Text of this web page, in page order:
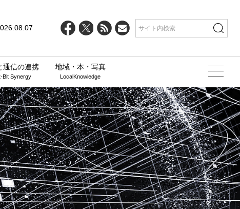
通信の連携
Bit Synergy
地域・本・写真
LocalKnowledge